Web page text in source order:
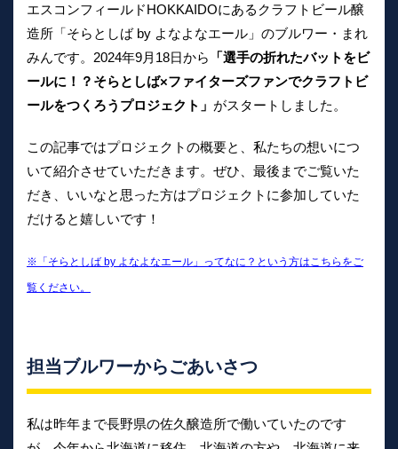
エスコンフィールドHOKKAIDOにあるクラフトビール醸
造所「そらとしば by よなよなエール」のブルワー・まれ
みんです。2024年9月18日から
「選手の折れたバットをビ
ールに！？そらとしば×ファイターズファンでクラフトビ
ールをつくろうプロジェクト」 がスタートしました。
この記事ではプロジェクトの概要と、私たちの想いにつ
いて紹介させていただきます。ぜひ、最後までご覧いた
だき、いいなと思った方はプロジェクトに参加していた
だけると嬉しいです！
※「そらとしば by よなよなエール」ってなに？という方はこちらをご
覧ください。
担当ブルワーからごあいさつ
私は昨年まで長野県の佐久醸造所で働いていたのです